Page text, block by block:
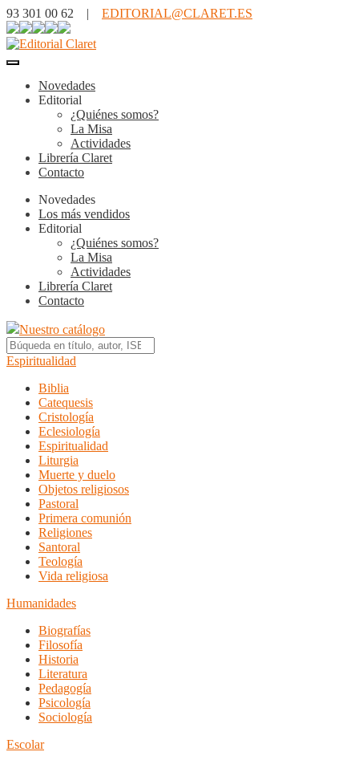
93 301 00 62 | EDITORIAL@CLARET.ES
Novedades
Editorial
¿Quiénes somos?
La Misa
Actividades
Librería Claret
Contacto
Novedades
Los más vendidos
Editorial
¿Quiénes somos?
La Misa
Actividades
Librería Claret
Contacto
Nuestro catálogo
Espiritualidad
Biblia
Catequesis
Cristología
Eclesiología
Espiritualidad
Liturgia
Muerte y duelo
Objetos religiosos
Pastoral
Primera comunión
Religiones
Santoral
Teología
Vida religiosa
Humanidades
Biografías
Filosofía
Historia
Literatura
Pedagogía
Psicología
Sociología
Escolar